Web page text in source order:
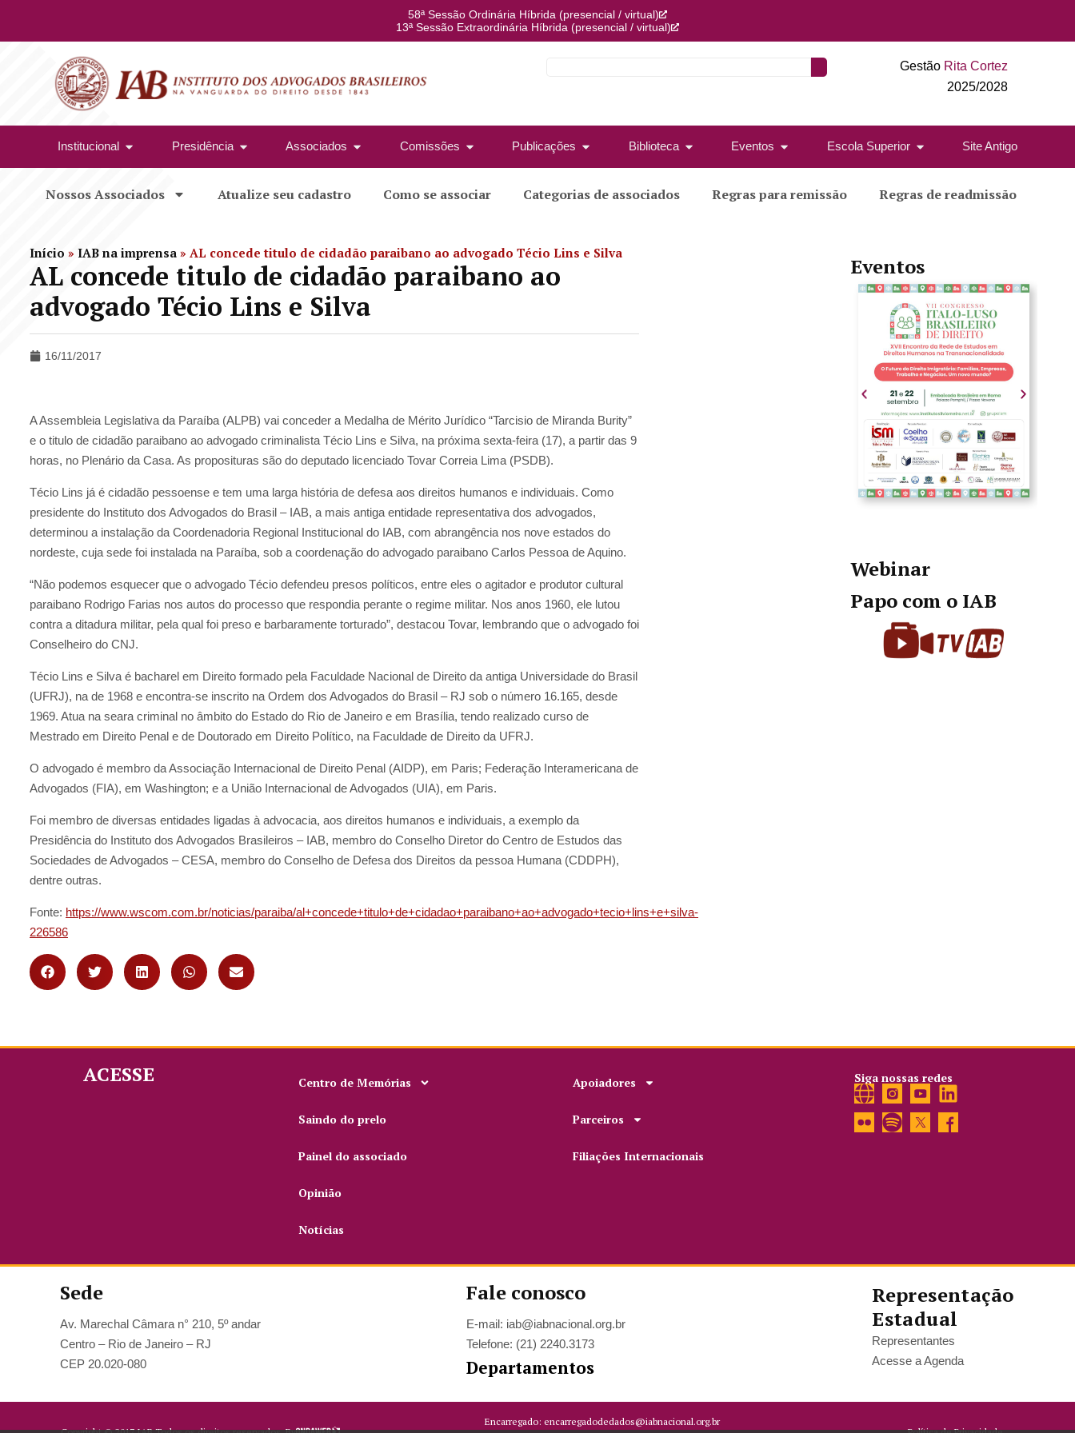
58ª Sessão Ordinária Híbrida (presencial / virtual)
13ª Sessão Extraordinária Híbrida (presencial / virtual)
Gestão Rita Cortez
2025/2028
Institucional Presidência Associados Comissões Publicações Biblioteca Eventos Escola Superior Site Antigo
Nossos Associados Atualize seu cadastro Como se associar Categorias de associados Regras para remissão Regras de readmissão
Início » IAB na imprensa » AL concede titulo de cidadão paraibano ao advogado Técio Lins e Silva
AL concede titulo de cidadão paraibano ao
advogado Técio Lins e Silva
16/11/2017
A Assembleia Legislativa da Paraíba (ALPB) vai conceder a Medalha de Mérito Jurídico “Tarcisio de Miranda Burity”
e o titulo de cidadão paraibano ao advogado criminalista Técio Lins e Silva, na próxima sexta-feira (17), a partir das 9
horas, no Plenário da Casa. As proposituras são do deputado licenciado Tovar Correia Lima (PSDB).
Técio Lins já é cidadão pessoense e tem uma larga história de defesa aos direitos humanos e individuais. Como
presidente do Instituto dos Advogados do Brasil – IAB, a mais antiga entidade representativa dos advogados,
determinou a instalação da Coordenadoria Regional Institucional do IAB, com abrangência nos nove estados do
nordeste, cuja sede foi instalada na Paraíba, sob a coordenação do advogado paraibano Carlos Pessoa de Aquino.
“Não podemos esquecer que o advogado Técio defendeu presos políticos, entre eles o agitador e produtor cultural
paraibano Rodrigo Farias nos autos do processo que respondia perante o regime militar. Nos anos 1960, ele lutou
contra a ditadura militar, pela qual foi preso e barbaramente torturado”, destacou Tovar, lembrando que o advogado foi
Conselheiro do CNJ.
Técio Lins e Silva é bacharel em Direito formado pela Faculdade Nacional de Direito da antiga Universidade do Brasil
(UFRJ), na de 1968 e encontra-se inscrito na Ordem dos Advogados do Brasil – RJ sob o número 16.165, desde
1969. Atua na seara criminal no âmbito do Estado do Rio de Janeiro e em Brasília, tendo realizado curso de
Mestrado em Direito Penal e de Doutorado em Direito Político, na Faculdade de Direito da UFRJ.
O advogado é membro da Associação Internacional de Direito Penal (AIDP), em Paris; Federação Interamericana de
Advogados (FIA), em Washington; e a União Internacional de Advogados (UIA), em Paris.
Foi membro de diversas entidades ligadas à advocacia, aos direitos humanos e individuais, a exemplo da
Presidência do Instituto dos Advogados Brasileiros – IAB, membro do Conselho Diretor do Centro de Estudos das
Sociedades de Advogados – CESA, membro do Conselho de Defesa dos Direitos da pessoa Humana (CDDPH),
dentre outras.
Fonte: https://www.wscom.com.br/noticias/paraiba/al+concede+titulo+de+cidadao+paraibano+ao+advogado+tecio+lins+e+silva-
226586
Eventos
Webinar
Papo com o IAB
ACESSE Centro de Memórias
Saindo do prelo
Painel do associado
Opinião
Notícias
Apoiadores
Parceiros
Filiações Internacionais
Siga nossas redes
Sede
Av. Marechal Câmara n° 210, 5º andar
Centro – Rio de Janeiro – RJ
CEP 20.020-080
Fale conosco
E-mail: iab@iabnacional.org.br
Telefone: (21) 2240.3173
Departamentos
Representação
Estadual
Representantes
Acesse a Agenda
Encarregado: encarregadodedados@iabnacional.org.br